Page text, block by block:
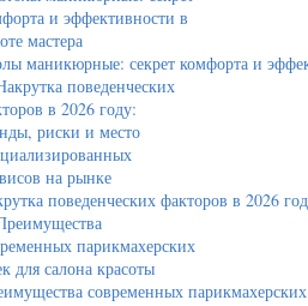
маникюрные: секрет комфорта и
поведенческих факторов в 2026
современных